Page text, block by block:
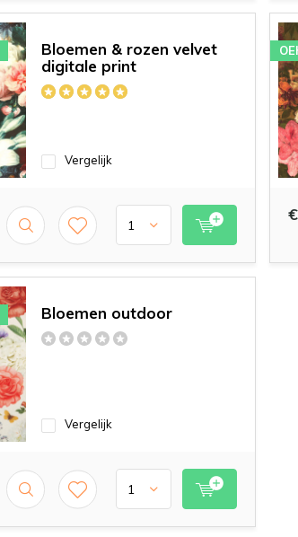
Bloemen & rozen velvet
digitale print
Vergelijk
Bloemen outdoor
Vergelijk